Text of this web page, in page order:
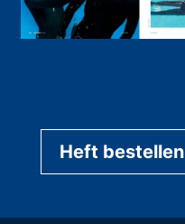
Heft bestellen